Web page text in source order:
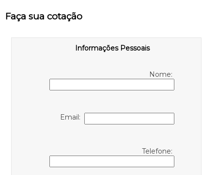
Faça sua cotação
Informações Pessoais
Nome:
Email:
Telefone: